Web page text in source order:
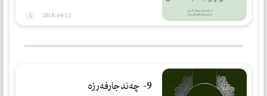
2018-04-12
9- چەندجارفەرزە